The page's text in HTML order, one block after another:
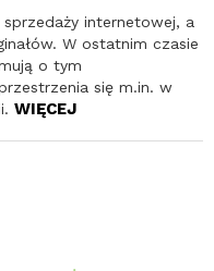
internetowej, a
W ostatnim czasie
o tym
się m.in. w
WIĘCEJ